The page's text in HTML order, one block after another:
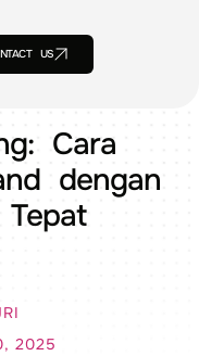
US
Cara
dengan
2025